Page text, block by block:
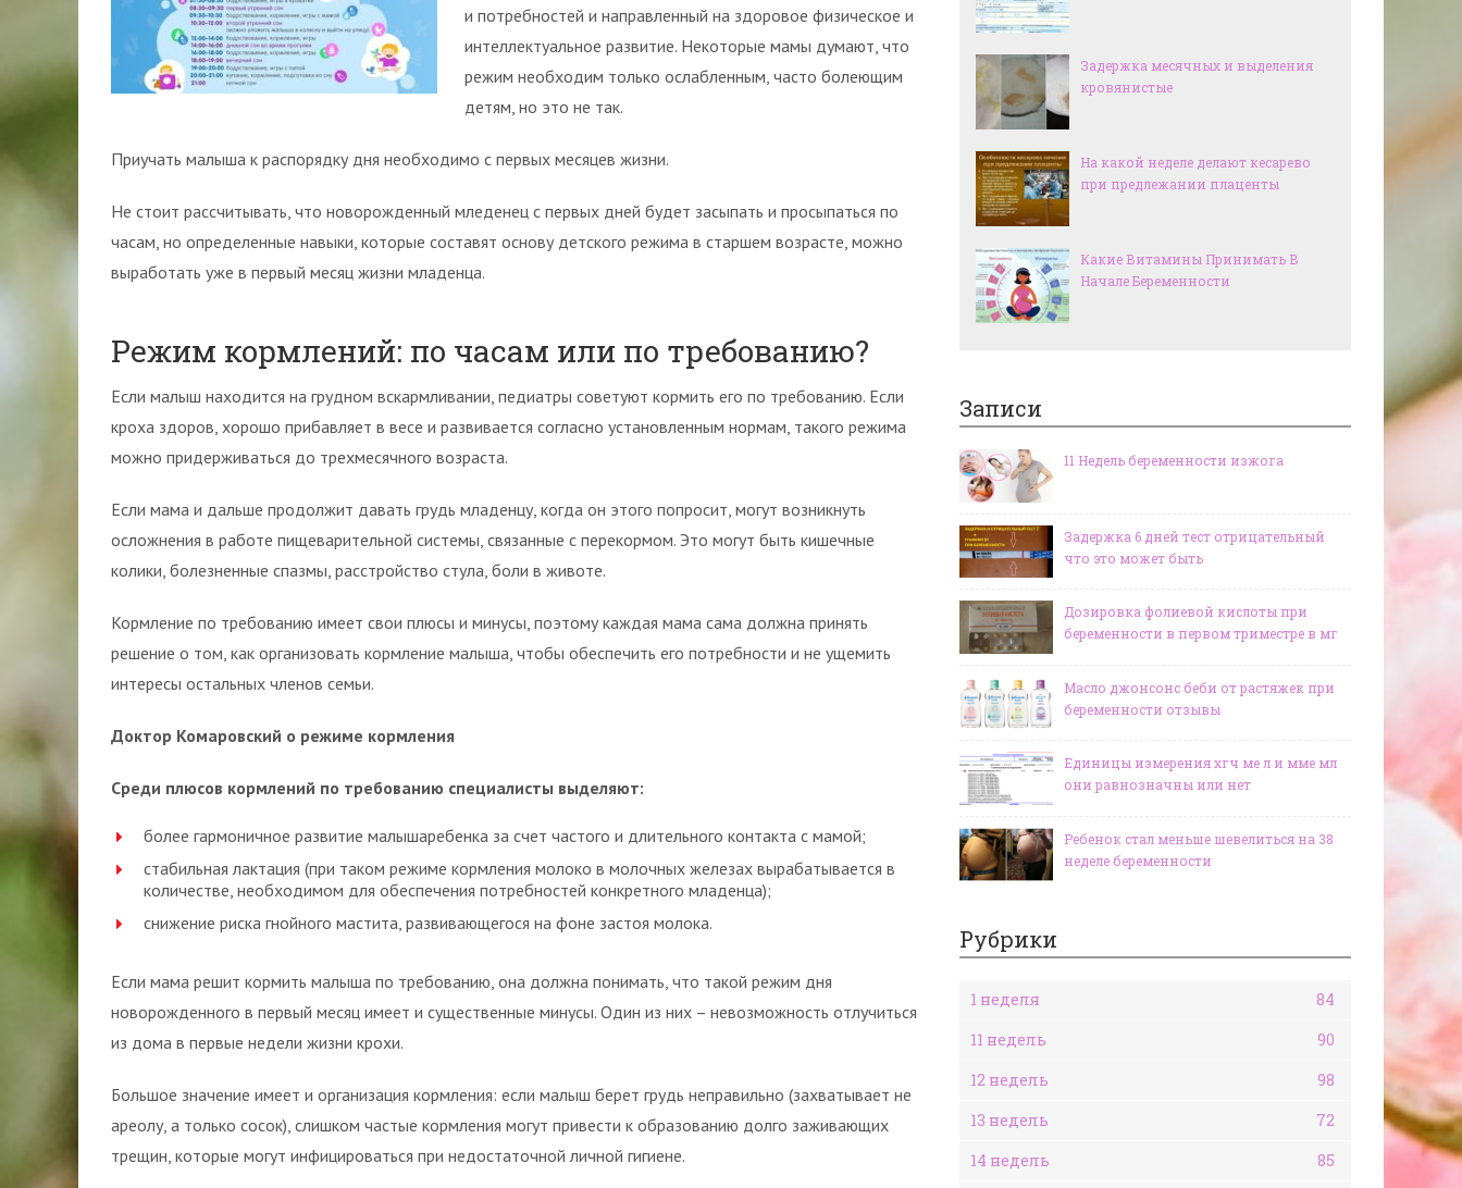
и потребностей и направленный на здоровое физическое и
интеллектуальное развитие. Некоторые мамы думают, что
режим необходим только ослабленным, часто болеющим
детям, но это не так.
Приучать малыша к распорядку дня необходимо с первых месяцев жизни.
Не стоит рассчитывать, что новорожденный мледенец с первых дней будет засыпать и просыпаться по
часам, но определенные навыки, которые составят основу детского режима в старшем возрасте, можно
выработать уже в первый месяц жизни младенца.
Режим кормлений: по часам или по требованию?
Если малыш находится на грудном вскармливании, педиатры советуют кормить его по требованию. Если
кроха здоров, хорошо прибавляет в весе и развивается согласно установленным нормам, такого режима
можно придерживаться до трехмесячного возраста.
Если мама и дальше продолжит давать грудь младенцу, когда он этого попросит, могут возникнуть
осложнения в работе пищеварительной системы, связанные с перекормом. Это могут быть кишечные
колики, болезненные спазмы, расстройство стула, боли в животе.
Кормление по требованию имеет свои плюсы и минусы, поэтому каждая мама сама должна принять
решение о том, как организовать кормление малыша, чтобы обеспечить его потребности и не ущемить
интересы остальных членов семьи.
Доктор Комаровский о режиме кормления
Среди плюсов кормлений по требованию специалисты выделяют:
более гармоничное развитие малышаребенка за счет частого и длительного контакта с мамой;
стабильная лактация (при таком режиме кормления молоко в молочных железах вырабатывается в
количестве, необходимом для обеспечения потребностей конкретного младенца);
снижение риска гнойного мастита, развивающегося на фоне застоя молока.
Если мама решит кормить малыша по требованию, она должна понимать, что такой режим дня
новорожденного в первый месяц имеет и существенные минусы. Один из них – невозможность отлучиться
из дома в первые недели жизни крохи.
Большое значение имеет и организация кормления: если малыш берет грудь неправильно (захватывает не
ареолу, а только сосок), слишком частые кормления могут привести к образованию долго заживающих
трещин, которые могут инфицироваться при недостаточной личной гигиене.
Задержка месячных и выделения
кровянистые
На какой неделе делают кесарево
при предлежании плаценты
Какие Витамины Принимать В
Начале Беременности
Записи
11 Недель беременности изжога
Задержка 6 дней тест отрицательный
что это может быть
Дозировка фолиевой кислоты при
беременности в первом триместре в мг
Масло джонсонс беби от растяжек при
беременности отзывы
Единицы измерения хгч ме л и мме мл
они равнозначны или нет
Ребенок стал меньше шевелиться на 38
неделе беременности
Рубрики
1 неделя
84
11 недель
90
12 недель
98
13 недель
72
14 недель
85